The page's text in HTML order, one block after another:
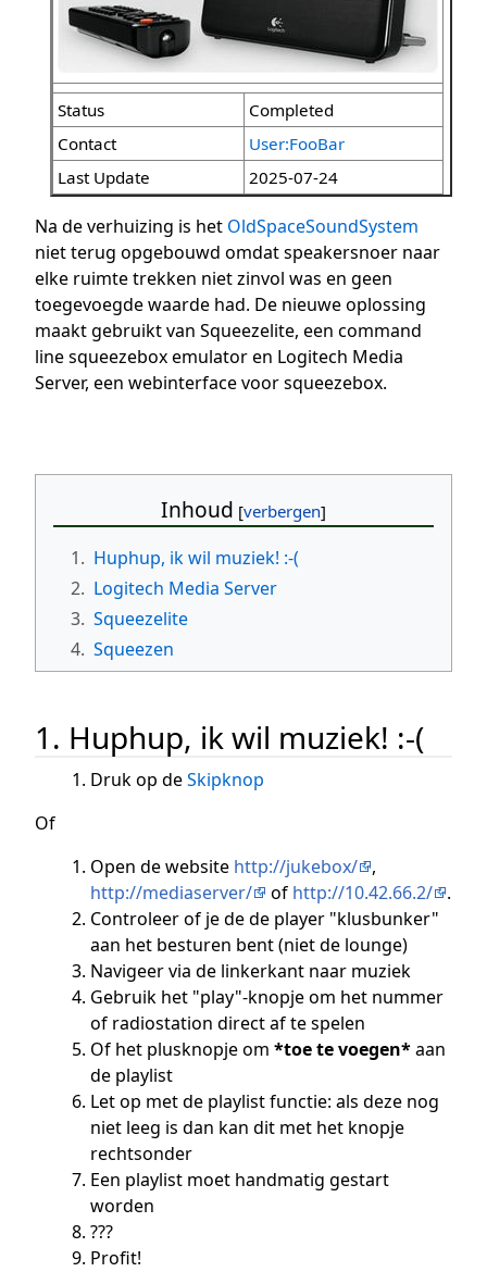
Status
Completed
Contact
User:FooBar
Last Update
2025-07-24
Na de verhuizing is het OldSpaceSoundSystem
niet terug opgebouwd omdat speakersnoer naar
elke ruimte trekken niet zinvol was en geen
toegevoegde waarde had. De nieuwe oplossing
maakt gebruikt van Squeezelite, een command
line squeezebox emulator en Logitech Media
Server, een webinterface voor squeezebox.
Inhoud
1. Huphup, ik wil muziek! :-(
2. Logitech Media Server
3. Squeezelite
4. Squeezen
1. Huphup, ik wil muziek! :-(
Druk op deSkipknop
Of
Open de website http://jukebox/
,
http://mediaserver/
of http://10.42.66.2/
.
Controleer of je de de player "klusbunker"
aan het besturen bent (niet de lounge)
Navigeer via de linkerkant naar muziek
Gebruik het "play"-knopje om het nummer
of radiostation direct af te spelen
Of het plusknopje om*toe te voegen*aan
de playlist
Let op met de playlist functie: als deze nog
niet leeg is dan kan dit met het knopje
rechtsonder
Een playlist moet handmatig gestart
worden
???
Profit!